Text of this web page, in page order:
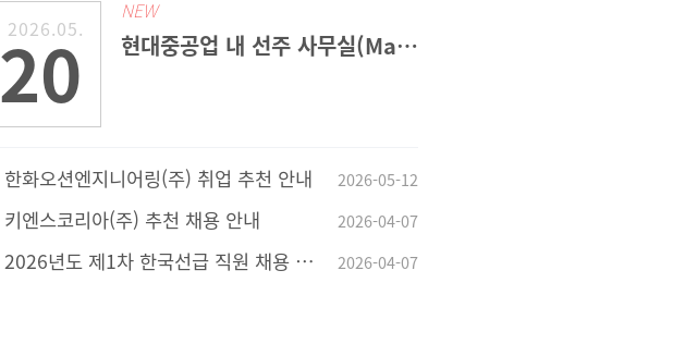
2026.05.
20
NEW
현대중공업 내 선주 사무실(Management Company) 채용 공고
2026-05-12
한화오션엔지니어링(주) 취업 추천 안내
2026-04-07
키엔스코리아(주) 추천 채용 안내
2026-04-07
2026년도 제1차 한국선급 직원 채용 공고